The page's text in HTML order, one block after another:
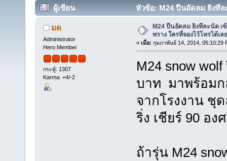
ผู้เขียน
หัวข้อ: M24 ปืนอัดลม ยิงทีล
183439 ครั้ง)
มด
Administrator
Hero Member
กระทู้: 1307
Karma: +4/-2
M24 ปืนอัดลม ยิงทีละนัด เ
พราง ใครที่จองไว้โทรได้เล
« เมื่อ: กุมภาพันธ์ 14, 2014, 05:10:29
M24 snow
บาท มาพร้อมก
จากโรงงาน ชุ
ริ่ง เชียร์ 90 อง
ถ้ารุ่น M24